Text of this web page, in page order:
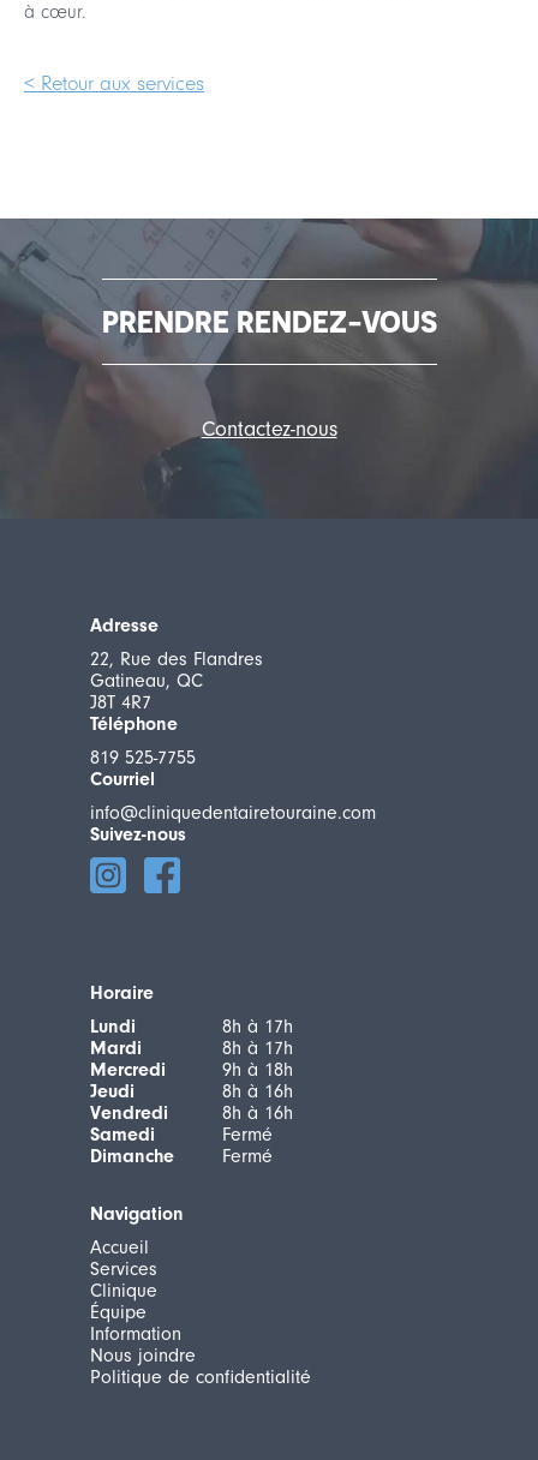
à cœur.
< Retour aux services
PRENDRE RENDEZ-VOUS
Contactez-nous
Adresse
22, Rue des Flandres
Gatineau, QC
J8T 4R7
Téléphone
819 525-7755
Courriel
info@cliniquedentairetouraine.com
Suivez-nous
Horaire
Lundi
8h à 17h
Mardi
8h à 17h
Mercredi
9h à 18h
Jeudi
8h à 16h
Vendredi
8h à 16h
Samedi
Fermé
Dimanche
Fermé
Navigation
Accueil
Services
Clinique
Équipe
Information
Nous joindre
Politique de confidentialité